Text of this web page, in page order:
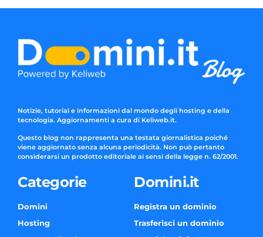
Notizie, tutorial e informazioni dal mondo degli hosting e della
tecnologia. Aggiornamenti a cura di Keliweb.it.
Questo blog non rappresenta una testata giornalistica poiché
viene aggiornato senza alcuna periodicità. Non può pertanto
considerarsi un prodotto editoriale ai sensi della legge n. 62/2001.
Categorie
Domini
Hosting
Domini.it
Registra un dominio
Trasferisci un dominio